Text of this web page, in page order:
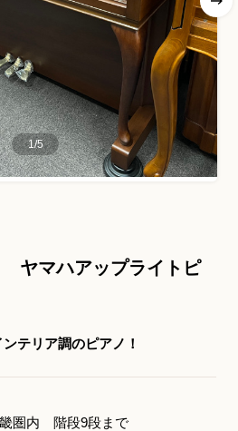
わせ総合窓口
6252-0432
～19:00 (水曜定休)
寺町3丁目3−4
1/5
ヤマハアップライトピ
テリア調のピアノ！
圏内 階段9段まで